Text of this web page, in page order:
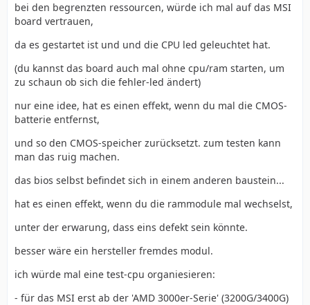
bei den begrenzten ressourcen, würde ich mal auf das MSI
board vertrauen,
da es gestartet ist und und die CPU led geleuchtet hat.
(du kannst das board auch mal ohne cpu/ram starten, um
zu schaun ob sich die fehler-led ändert)
nur eine idee, hat es einen effekt, wenn du mal die CMOS-
batterie entfernst,
und so den CMOS-speicher zurücksetzt. zum testen kann
man das ruig machen.
das bios selbst befindet sich in einem anderen baustein...
hat es einen effekt, wenn du die rammodule mal wechselst,
unter der erwarung, dass eins defekt sein könnte.
besser wäre ein hersteller fremdes modul.
ich würde mal eine test-cpu organiesieren:
- für das MSI erst ab der 'AMD 3000er-Serie' (3200G/3400G)